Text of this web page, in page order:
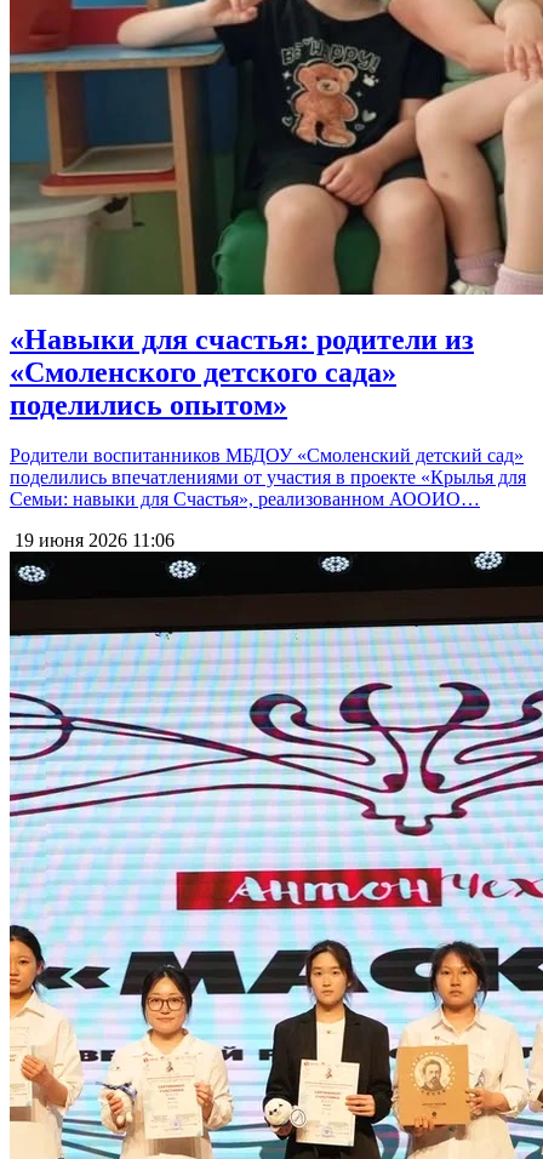
«Навыки для счастья: родители из
«Смоленского детского сада»
поделились опытом»
Родители воспитанников МБДОУ «Смоленский детский сад»
поделились впечатлениями от участия в проекте «Крылья для
Семьи: навыки для Счастья», реализованном АООИО…
19 июня 2026 11:06